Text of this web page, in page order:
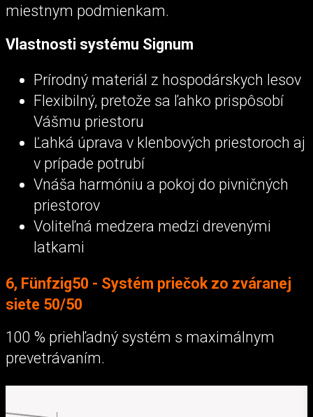
miestnym podmienkam.
Vlastnosti systému Signum
Prírodný materiál z hospodárskych lesov
Flexibilný, pretože sa ľahko prispôsobí
Vášmu priestoru
Ľahká úprava v klenbových priestoroch aj
v prípade potrubí
Vnáša harmóniu a pokoj do pivničných
priestorov
Voliteľná medzera medzi drevenými
latkami
6, Fünfzig50 - Systém priečok zo zváranej
siete 50/50
100 % priehľadný systém s maximálnym
prevetrávaním.